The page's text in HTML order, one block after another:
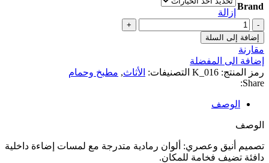
Brand
إزالة
كمية
وحدة
مطبخ
مودرن
إضافة إلى السلة
مقارنة
إضافة الى المفضلة
رمز المنتج: K_016 التصنيفات: الأثاث, مطبخ وحمام
Share:
الوصف
الوصف
تصميم أنيق وعصري: ألوان رمادية متدرجة مع لمسات إضاءة داخلية
دافئة تضيف فخامة للمكان.